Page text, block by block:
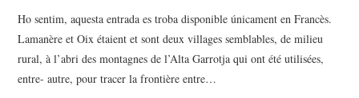
Ho sentim, aquesta entrada es troba disponible únicament en Francès.
Lamanère et Oix étaient et sont deux villages semblables, de milieu
rural, à l’abri des montagnes de l’Alta Garrotja qui ont été utilisées,
entre- autre, pour tracer la frontière entre…